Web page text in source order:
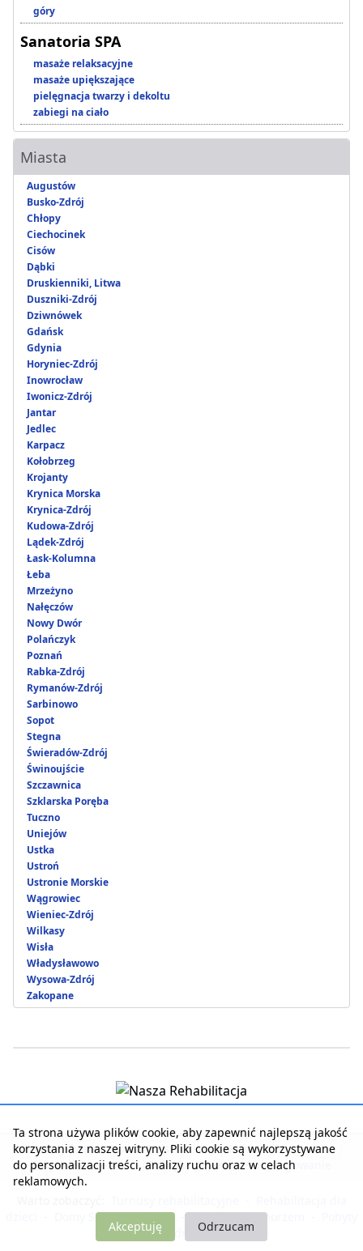
góry
Sanatoria SPA
masaże relaksacyjne
masaże upiększające
pielęgnacja twarzy i dekoltu
zabiegi na ciało
Miasta
Augustów
Busko-Zdrój
Chłopy
Ciechocinek
Cisów
Dąbki
Druskienniki, Litwa
Duszniki-Zdrój
Dziwnówek
Gdańsk
Gdynia
Horyniec-Zdrój
Inowrocław
Iwonicz-Zdrój
Jantar
Jedlec
Karpacz
Kołobrzeg
Krojanty
Krynica Morska
Krynica-Zdrój
Kudowa-Zdrój
Lądek-Zdrój
Łask-Kolumna
Łeba
Mrzeżyno
Nałęczów
Nowy Dwór
Polańczyk
Poznań
Rabka-Zdrój
Rymanów-Zdrój
Sarbinowo
Sopot
Stegna
Świeradów-Zdrój
Świnoujście
Szczawnica
Szklarska Poręba
Tuczno
Uniejów
Ustka
Ustroń
Ustronie Morskie
Wągrowiec
Wieniec-Zdrój
Wilkasy
Wisła
Władysławowo
Wysowa-Zdrój
Zakopane
Strona główna | Kontakt z serwisem | Reklama w serwisie
Regulamin serwisu | Polityka prywatności | Logowanie
Domy Seniora i Opieki - Noclegi nad morzem
dla zdrowia
Ta strona używa plików cookie, aby zapewnić najlepszą jakość
korzystania z naszej witryny. Pliki cookie są wykorzystywane
do personalizacji treści, analizy ruchu oraz w celach
reklamowych.
Akceptuję Odrzucam